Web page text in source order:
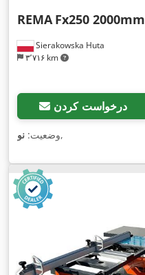
Sierakowska Huta
۳٬۷۱۶ km
REMA Fx250 2000mm
درخواست کردن
وضعیت: نو ,